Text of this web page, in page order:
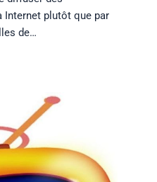
Internet plutôt que par
de…